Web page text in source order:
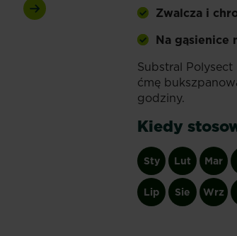
Next
Zwalcza i
Na gąsienice
Substral
ćmę
godziny.
Kiedy
Sty Lut Mar
Lip Sie Wrz